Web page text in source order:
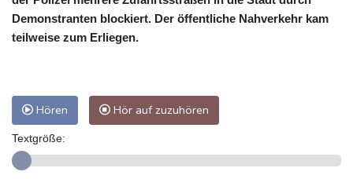
Demonstranten blockiert. Der öffentliche Nahverkehr kam
teilweise zum Erliegen.
Hören Hör auf zuzuhören
Textgröße: